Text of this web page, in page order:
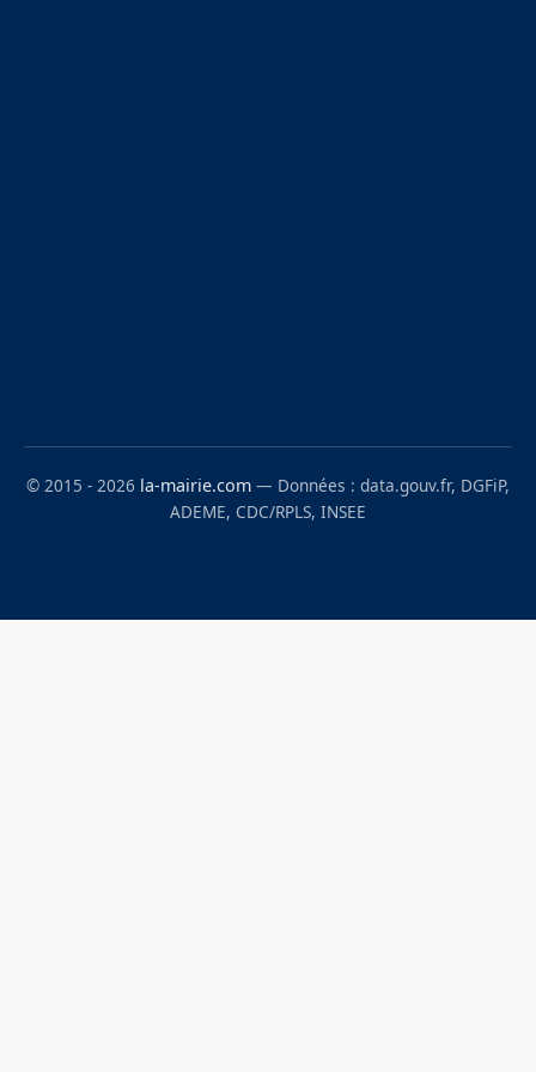
© 2015 - 2026 la-mairie.com — Données : data.gouv.fr, DGFiP,
ADEME, CDC/RPLS, INSEE